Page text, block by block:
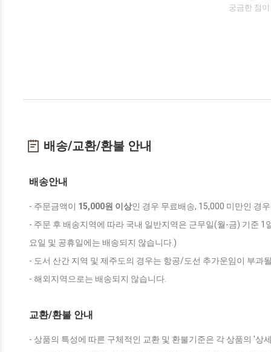
궁금한 점
배송/교환/환불 안내
배송안내
- 주문금액이 15,000원 이상인 경우 무료배송, 15,000 미만인 경
- 주문 후 배송지역에 따라 국내 일반지역은 근무일(월-금) 기준
요일 및 공휴일에는 배송되지 않습니다.)
- 도서 산간 지역 및 제주도의 경우는 항공/도선 추가운임이 부과
- 해외지역으로는 배송되지 않습니다.
교환/환불 안내
- 상품의 특성에 따른 구체적인 교환 및 환불기준은 각 상품의 '상